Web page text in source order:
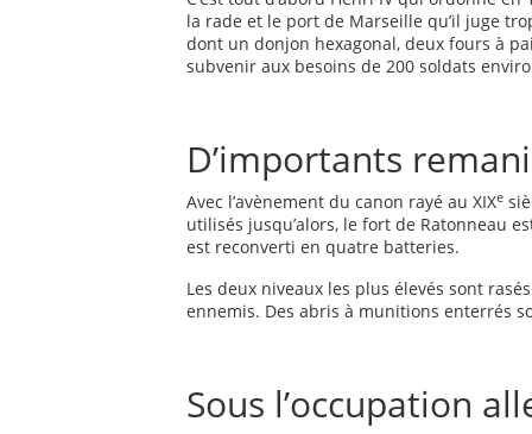
la rade et le port de Marseille qu’il juge
dont un donjon hexagonal, deux fours à
subvenir aux besoins de 200 soldats
D’importants
Avec l’avènement du canon rayé au XIXe
utilisés jusqu’alors, le fort de Ratonneau
est reconverti en quatre batteries.
Les deux niveaux les plus élevés sont
ennemis. Des abris à munitions enterrés
Sous l’occupation